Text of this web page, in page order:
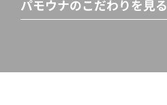
パモウナのこだわりを見る